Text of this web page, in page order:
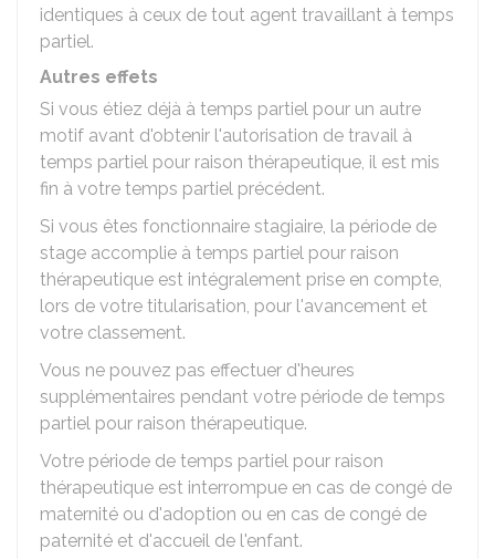
identiques à ceux de tout agent travaillant à temps
partiel.
Autres effets
Si vous étiez déjà à temps partiel pour un autre
motif avant d'obtenir l'autorisation de travail à
temps partiel pour raison thérapeutique, il est mis
fin à votre temps partiel précédent.
Si vous êtes fonctionnaire stagiaire, la période de
stage accomplie à temps partiel pour raison
thérapeutique est intégralement prise en compte,
lors de votre titularisation, pour l'avancement et
votre classement.
Vous ne pouvez pas effectuer d'heures
supplémentaires pendant votre période de temps
partiel pour raison thérapeutique.
Votre période de temps partiel pour raison
thérapeutique est interrompue en cas de congé de
maternité ou d'adoption ou en cas de congé de
paternité et d'accueil de l'enfant.